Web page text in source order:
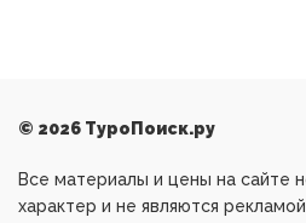
© 2026 ТуроПоиск.ру
Все материалы и цены на сайте
характер и не являются